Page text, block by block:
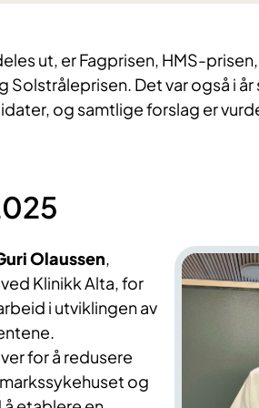
ut, er Fagprisen, HMS-
Solstråleprisen. Det var også i
og samtlige forslag er
Olaussen,
Klinikk Alta, for
i utviklingen av
for å redusere
og